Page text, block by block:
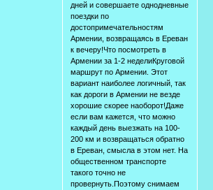
дней и совершаете однодневные
поездки по
достопримечательностям
Армении, возвращаясь в Ереван
к вечеру!Что посмотреть в
Армении за 1-2 неделиКруговой
маршрут по Армении. Этот
вариант наиболее логичный, так
как дороги в Армении не везде
хорошие скорее наоборот!Даже
если вам кажется, что можно
каждый день выезжать на 100-
200 км и возвращаться обратно
в Ереван, смысла в этом нет. На
общественном транспорте
такого точно не
провернуть.Поэтому снимаем